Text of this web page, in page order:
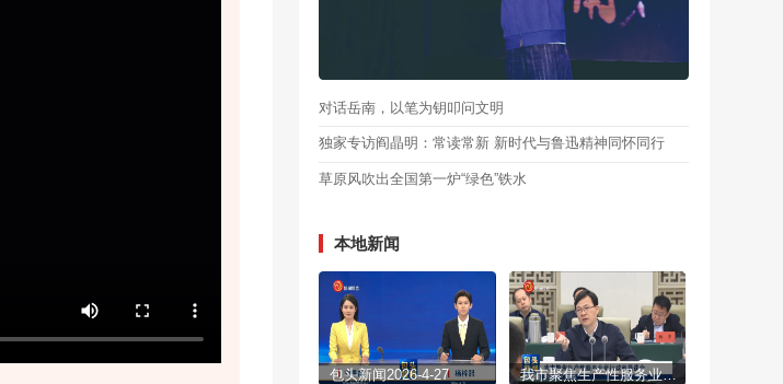
对话岳南，以笔为钥叩问文明
独家专访阎晶明：常读常新 新时代与鲁迅精神同怀同行
草原风吹出全国第一炉“绿色”铁水
本地新闻
包头新闻2026-4-27 我市聚焦生产性服务业举行政商恳谈会